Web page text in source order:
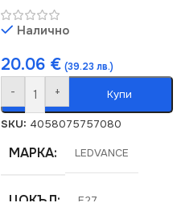
Налично
20.06 € (39.23 лв.)
- + Купи
SKU: 4058075757080
МАРКА LEDVANCE
ЦОКЪЛ E27